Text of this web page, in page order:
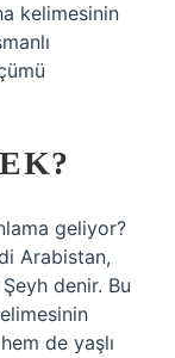
kelimesinin
geliyor?
Arabistan,
denir. Bu
de yaşlı